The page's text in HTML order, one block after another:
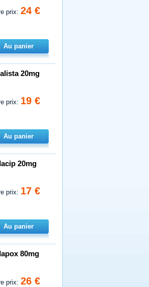
prix:24 €
Au panier
20mg
prix: 19 €
Au panier
20mg
prix: 17 €
Au panier
80mg
prix:26 €